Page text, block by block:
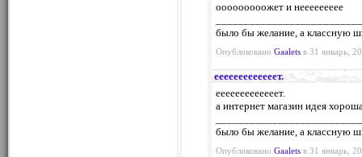
ооооооооожет и неееееееее
было бы желание, а классную
Опубликовано Gaalets в 31 январь,
ееееееееееееет.
ееееееееееееет.
а интернет магазин идея
было бы желание, а классную
Опубликовано Gaalets в 31 январь,